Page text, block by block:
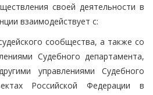
своей деятельности в
взаимодействует с:
сообщества, а также со
Судебного департамента,
управлениями Судебного
Российской Федерации в